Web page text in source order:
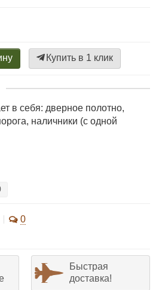
Купить в 1 клик
в себя: дверное полотно,
наличники (с одной
0
Быстрая
доставка!